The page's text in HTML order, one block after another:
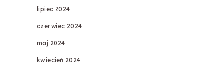
lipiec 2024
czerwiec 2024
maj 2024
kwiecień 2024